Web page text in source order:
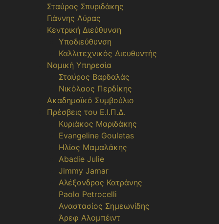
Σταύρος Σπυριδάκης
Γιάννης Λύρας
Κεντρική Διεύθυνση
Υποδιεύθυνση
Καλλιτεχνικός Διευθυντής
Νομική Υπηρεσία
Σταύρος Βαρδαλάς
Νικόλαος Περδίκης
Ακαδημαϊκό Συμβούλιο
Πρέσβεις του Ε.Ι.Π.Δ.
Κυριάκος Μαριδάκης
Evangeline Gouletas
Ηλίας Μαμαλάκης
Abadie Julie
Jimmy Jamar
Αλέξανδρος Κατράνης
Paolo Petrocelli
Αναστασίος Σημεωνίδης
Άρεφ Αλομπέιντ